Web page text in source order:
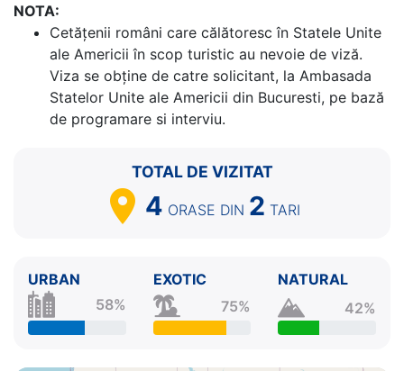
NOTA:
Cetăţenii români care călătoresc în Statele Unite
ale Americii în scop turistic au nevoie de viză.
Viza se obține de catre solicitant, la Ambasada
Statelor Unite ale Americii din Bucuresti, pe bază
de programare si interviu.
TOTAL DE VIZITAT
4 ORASE DIN 2 TARI
URBAN
58%
EXOTIC
75%
NATURAL
42%